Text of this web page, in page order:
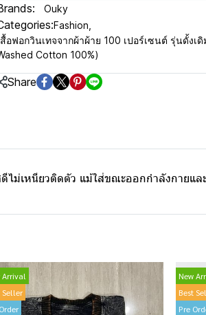
Ouky
Fashion
สื้อฟอกวินเทจจากผ้าผ้าย 100 เปอร์เซนต์ รุ่นดั้งเ
Cotton 100%)
Share
ม่เหนียวติดตัว แม้ใส่ขณะออกกำลังกายแล
Arrival
Seller
New
Best
Pre